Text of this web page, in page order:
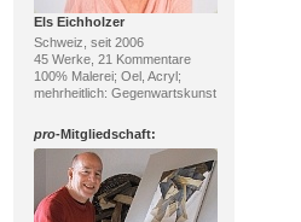
Els Eichholzer
Schweiz, seit 2006
45 Werke, 21 Kommentare
100% Malerei; Oel, Acryl;
mehrheitlich: Gegenwartskunst
pro-Mitgliedschaft: